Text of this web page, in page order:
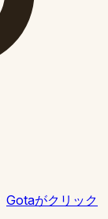
Gotaがクリック